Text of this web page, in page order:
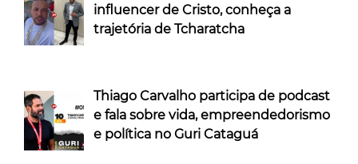
influencer de Cristo, conheça a
trajetória de Tcharatcha
Thiago Carvalho participa de podcast
e fala sobre vida, empreendedorismo
e política no Guri Cataguá